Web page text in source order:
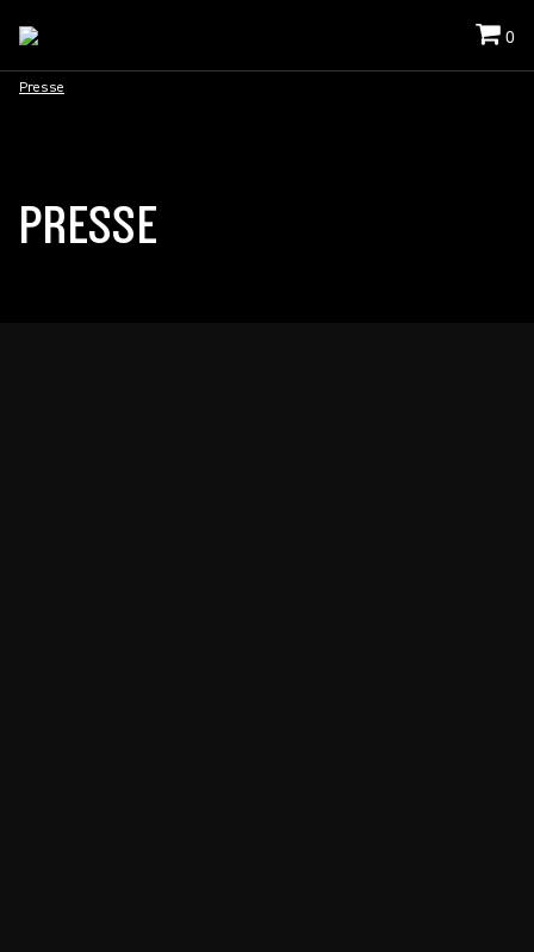
0
Presse
PRESSE